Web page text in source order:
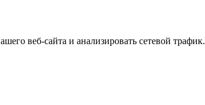
веб-сайта и анализировать сетевой трафик.